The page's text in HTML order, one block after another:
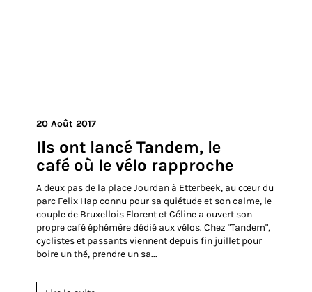
20 Août 2017
Ils ont lancé Tandem, le
café où le vélo rapproche
A deux pas de la place Jourdan à Etterbeek, au cœur du
parc Felix Hap connu pour sa quiétude et son calme, le
couple de Bruxellois Florent et Céline a ouvert son
propre café éphémère dédié aux vélos. Chez "Tandem",
boire un thé, prendre un sa...